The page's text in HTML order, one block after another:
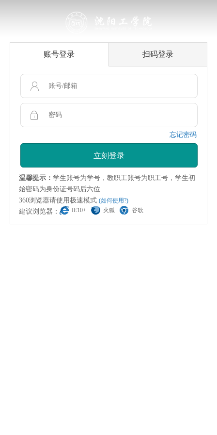
账号登录 扫码登录
忘记密码
立刻登录
温馨提示： 学生账号为学号，教职工账号为职工号，学生初
始密码为身份证号码后六位
360浏览器请使用极速模式 (如何使用?)
建议浏览器： IE10+ 火狐 谷歌